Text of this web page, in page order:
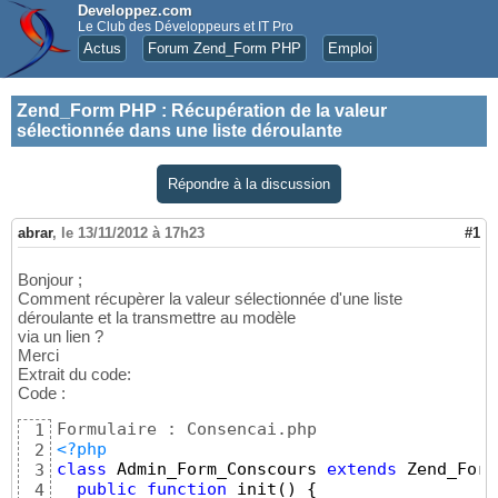
Developpez.com
Le Club des Développeurs et IT Pro
Actus Forum Zend_Form PHP Emploi
Zend_Form PHP : Récupération de la valeur
sélectionnée dans une liste déroulante
Répondre à la discussion
abrar, le 13/11/2012 à 17h23 #1
Bonjour ;
Comment récupèrer la valeur sélectionnée d'une liste
déroulante et la transmettre au modèle
via un lien ?
Merci
Extrait du code:
Code :
1
2
3
4
<?php
class Admin_Form_Conscours extends
public
function init ( )
{